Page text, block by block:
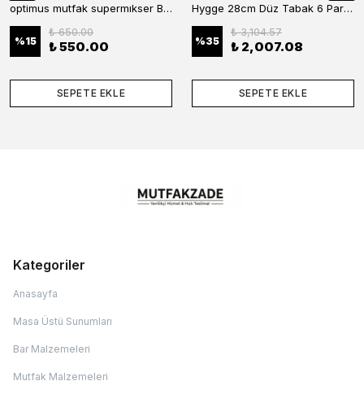
optimus mutfak supermıkser Bar Konteyner 6'lı 50×16×9 cm Kapaklı Polikarbon Organizer Bar & Kafe
%15
₺ 650.00
₺ 550.00
SEPETE EKLE
Hygge 28cm Düz Tabak 6 Parça
%35
₺ 3,104.57
₺ 2,007.08
SEPETE EKLE
Kategoriler
Anasayfa
Masa Üstü Sunumları
Bar Malzemeleri
Mutfak Malzemeleri